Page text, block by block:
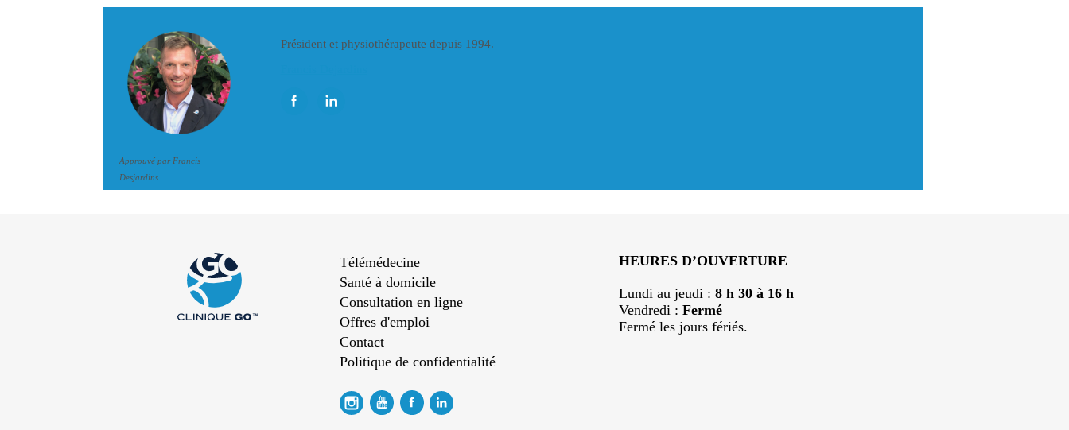
Approuvé par Francis
Desjardins
Président et physiothérapeute depuis 1994.
Télémédecine
Santé à domicile
Consultation en ligne
Offres d'emploi
Contact
Politique de confidentialité
HEURES D’OUVERTURE
Lundi au jeudi :8 h 30 à 16 h
Vendredi :Fermé
Fermé les jours fériés.